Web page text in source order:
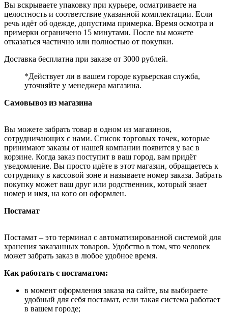
Вы вскрываете упаковку при курьере, осматриваете на
целостность и соответствие указанной комплектации. Если
речь идёт об одежде, допустима примерка. Время осмотра и
примерки ограничено 15 минутами. После вы можете
отказаться частично или полностью от покупки.
Доставка бесплатна при заказе от 3000 рублей.
*Действует ли в вашем городе курьерская служба,
уточняйте у менеджера магазина.
Самовывоз из магазина
Вы можете забрать товар в одном из магазинов,
сотрудничающих с нами. Список торговых точек, которые
принимают заказы от нашей компании появится у вас в
корзине. Когда заказ поступит в ваш город, вам придёт
уведомление. Вы просто идёте в этот магазин, обращаетесь к
сотруднику в кассовой зоне и называете номер заказа. Забрать
покупку может ваш друг или родственник, который знает
номер и имя, на кого он оформлен.
Постамат
Постамат – это терминал с автоматизированной системой для
хранения заказанных товаров. Удобство в том, что человек
может забрать заказ в любое удобное время.
Как работать с постаматом:
в момент оформления заказа на сайте, вы выбираете
удобный для себя постамат, если такая система работает
в вашем городе;